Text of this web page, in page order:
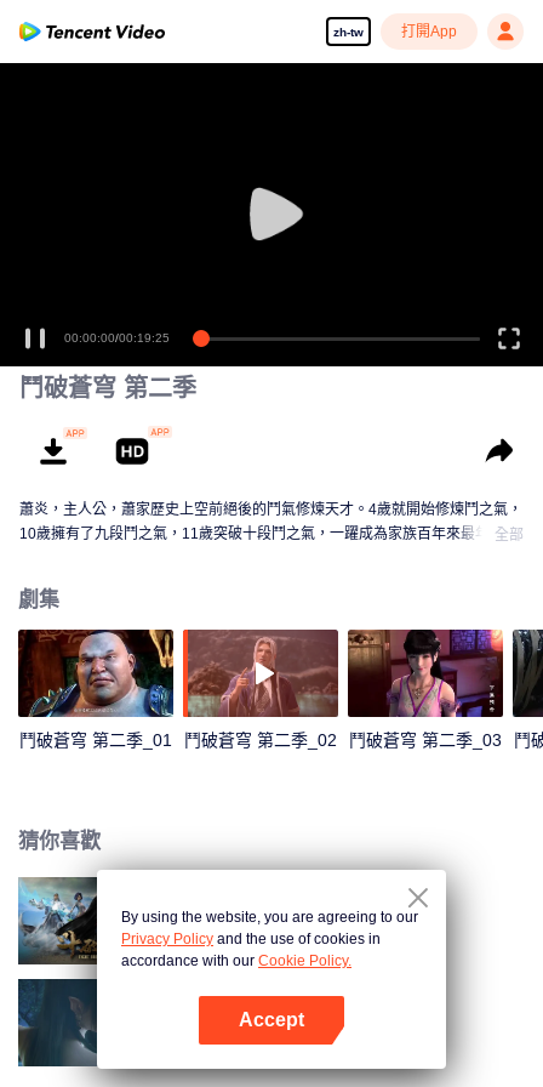
zh-tw 打開App
00:00:00/00:19:25
鬥破蒼穹 第二季
蕭炎，主人公，蕭家歷史上空前絕後的鬥氣修煉天才。4歲就開始修煉鬥之氣，
10歲擁有了九段鬥之氣，11歲突破十段鬥之氣，一躍成為家族百年來最年輕的
即將絕望的時候，一縷幽魂從他手上的戒指裡浮現，一扇全新的大門在面前開
啟！蕭炎重新成為家族年輕一輩中的佼佼者，受到眾人的仰慕，他卻不滿足於
此。為了一雪退婚帶來的恥辱，蕭炎來到了魔獸山脈，在藥老的幫助下，進一
步提升自己的修煉級別…
全部
劇集
鬥破蒼穹 第二季_01 鬥破蒼穹 第二季_02 鬥破蒼穹 第二季_03 鬥
猜你喜歡
鬥破蒼穹 第一季
鬥破蒼穹 第三季
By using the website, you are agreeing to our
Privacy Policy and the use of cookies in
accordance with our Cookie Policy.
Accept